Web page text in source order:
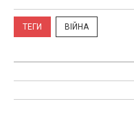
ТЕГИ ВІЙНА